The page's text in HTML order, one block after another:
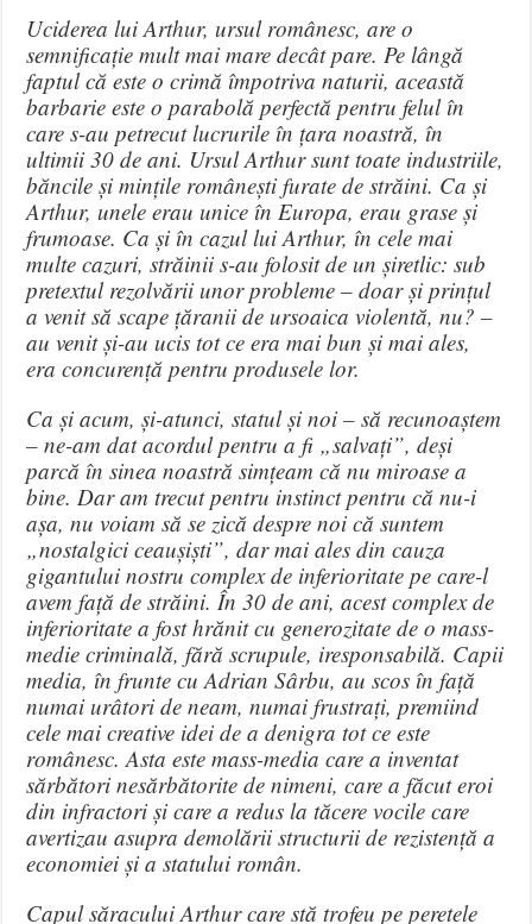
Uciderea lui Arthur, ursul românesc, are o
semnificație mult mai mare decât pare. Pe lângă
faptul că este o crimă împotriva naturii, această
barbarie este o parabolă perfectă pentru felul în
care s-au petrecut lucrurile în țara noastră, în
ultimii 30 de ani. Ursul Arthur sunt toate industriile,
băncile și mințile românești furate de străini. Ca și
Arthur, unele erau unice în Europa, erau grase și
frumoase. Ca și în cazul lui Arthur, în cele mai
multe cazuri, străinii s-au folosit de un șiretlic: sub
pretextul rezolvării unor probleme – doar și prințul
a venit să scape țăranii de ursoaica violentă, nu? –
au venit și-au ucis tot ce era mai bun și mai ales,
era concurență pentru produsele lor.
Ca și acum, și-atunci, statul și noi – să recunoaștem
– ne-am dat acordul pentru a fi „salvați”, deși
parcă în sinea noastră simțeam că nu miroase a
bine. Dar am trecut pentru instinct pentru că nu-i
așa, nu voiam să se zică despre noi că suntem
„nostalgici ceaușiști”, dar mai ales din cauza
gigantului nostru complex de inferioritate pe care-l
avem față de străini. În 30 de ani, acest complex de
inferioritate a fost hrănit cu generozitate de o mass-
medie criminală, fără scrupule, iresponsabilă. Capii
media, în frunte cu Adrian Sârbu, au scos în față
numai urâtori de neam, numai frustrați, premiind
cele mai creative idei de a denigra tot ce este
românesc. Asta este mass-media care a inventat
sărbători nesărbătorite de nimeni, care a făcut eroi
din infractori și care a redus la tăcere vocile care
avertizau asupra demolării structurii de rezistență a
economiei și a statului român.
Capul săracului Arthur care stă trofeu pe peretele